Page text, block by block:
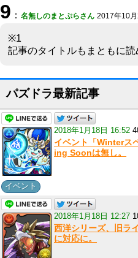
9 ： 名無しのまとぷらさん 2017年10
※1
記事のタイトルもまともに
パズドラ最新記事
2018年1月18日 16:52
イベント「Winterス
ing Soonは無し。
イベント
2018年1月18日 12:27
西洋シリーズ、旧ラ
に対応に。